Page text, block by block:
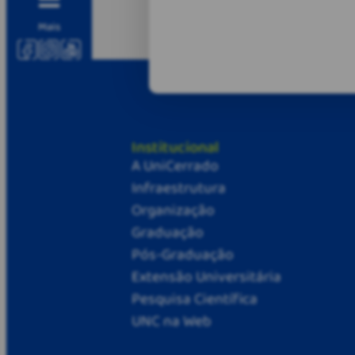
Mais
Institucional
A UniCerrado
Infraestrutura
Organização
Graduação
Pós-Graduação
Extensão Universitária
Pesquisa Científica
UNC na Web